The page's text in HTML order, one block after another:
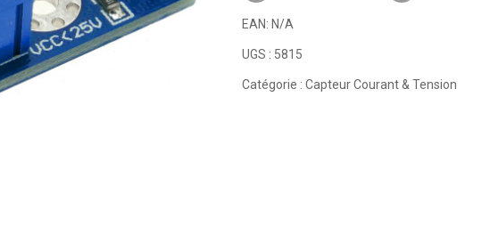
EAN: N/A
UGS : 5815
Catégorie : Capteur Courant & Tension